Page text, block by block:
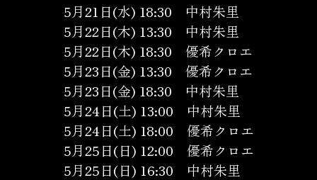
5月21日(水) 18:30 中村朱里
5月22日(木) 13:30 中村朱里
5月22日(木) 18:30 優希クロエ
5月23日(金) 13:30 優希クロエ
5月23日(金) 18:30 中村朱里
5月24日(土) 13:00 中村朱里
5月24日(土) 18:00 優希クロエ
5月25日(日) 12:00 優希クロエ
5月25日(日) 16:30 中村朱里